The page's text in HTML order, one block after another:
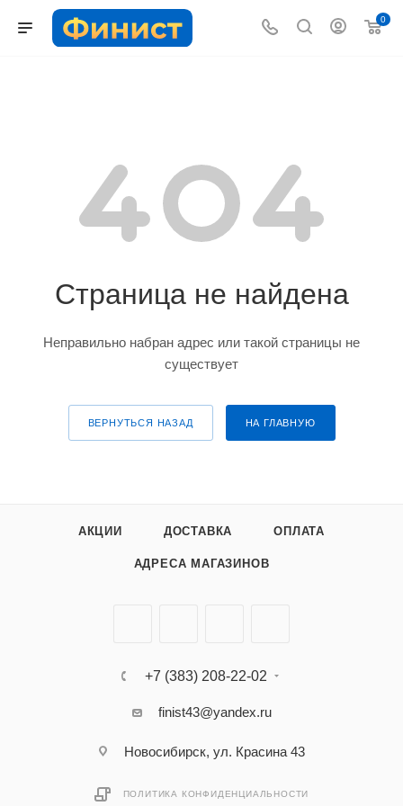
0
Страница не найдена
Неправильно набран адрес или такой страницы не
существует
ВЕРНУТЬСЯ НАЗАД НА ГЛАВНУЮ
АКЦИИ ДОСТАВКА ОПЛАТА
АДРЕСА МАГАЗИНОВ
+7 (383) 208-22-02
finist43@yandex.ru
Новосибирск, ул. Красина 43
ПОЛИТИКА КОНФИДЕНЦИАЛЬНОСТИ